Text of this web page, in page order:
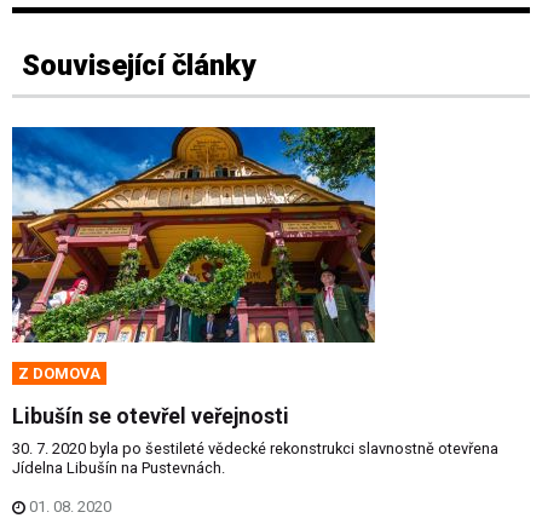
Související články
Z DOMOVA
Libušín se otevřel veřejnosti
30. 7. 2020 byla po šestileté vědecké rekonstrukci slavnostně otevřena
Jídelna Libušín na Pustevnách.
01. 08. 2020